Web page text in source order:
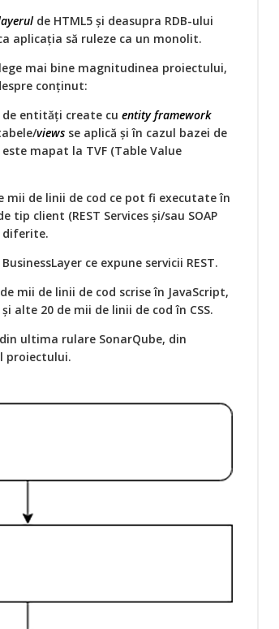
de HTML5 şi deasupra RDB-ului
aplicaţia să ruleze ca un monolit.
mai bine magnitudinea proiectului,
conţinut:
de entități create cu entity framework
views se aplică şi în cazul bazei de
mapat la TVF (Table Value
mii de linii de cod ce pot fi executate în
client (REST Services şi/sau SOAP
diferite.
ce expune servicii REST.
mii de linii de cod scrise în JavaScript,
alte 20 de mii de linii de cod în CSS.
ultima rulare SonarQube, din
proiectului.